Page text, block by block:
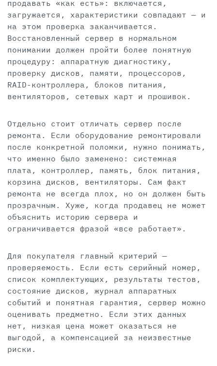
продавать «как есть»: включается,
загружается, характеристики совпадают — и
на этом проверка заканчивается.
Восстановленный сервер в нормальном
понимании должен пройти более понятную
процедуру: аппаратную диагностику,
проверку дисков, памяти, процессоров,
RAID-контроллера, блоков питания,
вентиляторов, сетевых карт и прошивок.
Отдельно стоит отличать сервер после
ремонта. Если оборудование ремонтировали
после конкретной поломки, нужно понимать,
что именно было заменено: системная
плата, контроллер, память, блок питания,
корзина дисков, вентиляторы. Сам факт
ремонта не всегда плох, но он должен быть
прозрачным. Хуже, когда продавец не может
объяснить историю сервера и
ограничивается фразой «все работает».
Для покупателя главный критерий —
проверяемость. Если есть серийный номер,
список комплектующих, результаты тестов,
состояние дисков, журнал аппаратных
событий и понятная гарантия, сервер можно
оценивать предметно. Если этих данных
нет, низкая цена может оказаться не
выгодой, а компенсацией за неизвестные
риски.